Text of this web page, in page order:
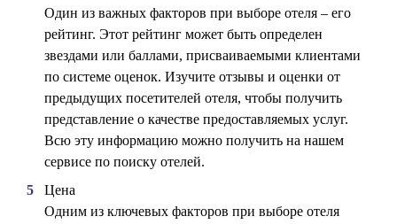
Один из важных факторов при выборе отеля – его
рейтинг. Этот рейтинг может быть определен
звездами или баллами, присваиваемыми клиентами
по системе оценок. Изучите отзывы и оценки от
предыдущих посетителей отеля, чтобы получить
представление о качестве предоставляемых услуг.
Всю эту информацию можно получить на нашем
сервисе по поиску отелей.
Цена
Одним из ключевых факторов при выборе отеля